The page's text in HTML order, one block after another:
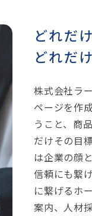
どれだ
どれだ
株式会社ラ
ページを作
うこと、商
だけその目
は企業の顔
信頼にも繋
に繋げるホ
案内、人材